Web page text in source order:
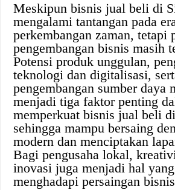
Meskipun bisnis jual beli di
mengalami tantangan pada
perkembangan zaman, tetapi
pengembangan bisnis masih
Potensi produk unggulan,
teknologi dan digitalisasi,
pengembangan sumber daya
menjadi tiga faktor penting
memperkuat bisnis jual beli
sehingga mampu bersaing
modern dan menciptakan
Bagi pengusaha lokal,
inovasi juga menjadi hal
menghadapi persaingan